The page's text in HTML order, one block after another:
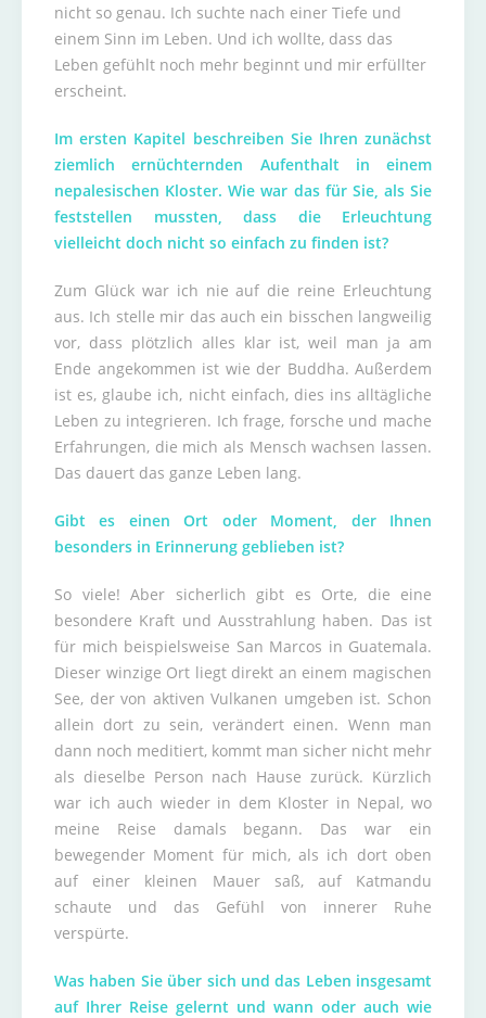
nicht so genau. Ich suchte nach einer Tiefe und
einem Sinn im Leben. Und ich wollte, dass das
Leben gefühlt noch mehr beginnt und mir erfüllter
erscheint.
Im ersten Kapitel beschreiben Sie Ihren zunächst
ziemlich ernüchternden Aufenthalt in einem
nepalesischen Kloster. Wie war das für Sie, als Sie
feststellen mussten, dass die Erleuchtung
vielleicht doch nicht so einfach zu finden ist?
Zum Glück war ich nie auf die reine Erleuchtung
aus. Ich stelle mir das auch ein bisschen langweilig
vor, dass plötzlich alles klar ist, weil man ja am
Ende angekommen ist wie der Buddha. Außerdem
ist es, glaube ich, nicht einfach, dies ins alltägliche
Leben zu integrieren. Ich frage, forsche und mache
Erfahrungen, die mich als Mensch wachsen lassen.
Das dauert das ganze Leben lang.
Gibt es einen Ort oder Moment, der Ihnen
besonders in Erinnerung geblieben ist?
So viele! Aber sicherlich gibt es Orte, die eine
besondere Kraft und Ausstrahlung haben. Das ist
für mich beispielsweise San Marcos in Guatemala.
Dieser winzige Ort liegt direkt an einem magischen
See, der von aktiven Vulkanen umgeben ist. Schon
allein dort zu sein, verändert einen. Wenn man
dann noch meditiert, kommt man sicher nicht mehr
als dieselbe Person nach Hause zurück. Kürzlich
war ich auch wieder in dem Kloster in Nepal, wo
meine Reise damals begann. Das war ein
bewegender Moment für mich, als ich dort oben
auf einer kleinen Mauer saß, auf Katmandu
schaute und das Gefühl von innerer Ruhe
verspürte.
Was haben Sie über sich und das Leben insgesamt
auf Ihrer Reise gelernt und wann oder auch wie